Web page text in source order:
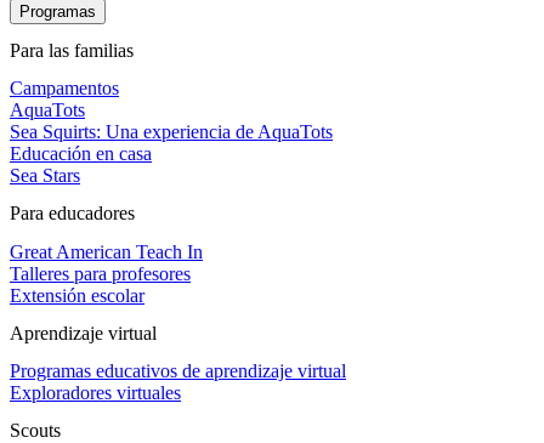
Programas
Para las familias
Campamentos
AquaTots
Sea Squirts: Una experiencia de AquaTots
Educación en casa
Sea Stars
Para educadores
Great American Teach In
Talleres para profesores
Extensión escolar
Aprendizaje virtual
Programas educativos de aprendizaje virtual
Exploradores virtuales
Scouts